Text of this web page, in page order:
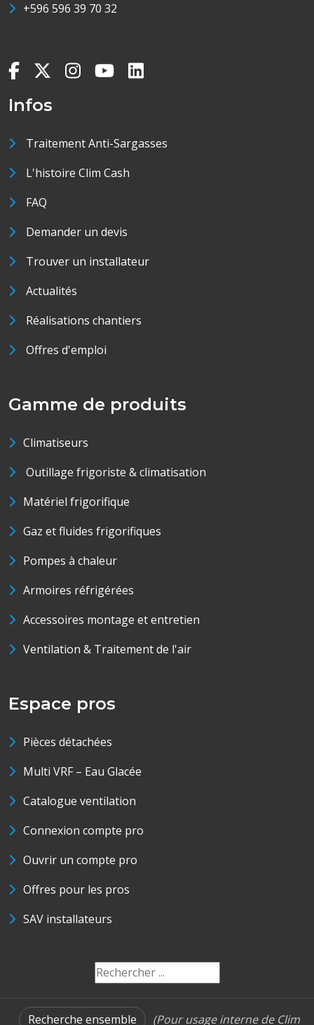
+596 596 39 70 32
Infos
Traitement Anti-Sargasses
L'histoire Clim Cash
FAQ
Demander un devis
Trouver un installateur
Actualités
Réalisations chantiers
Offres d'emploi
Gamme de produits
Climatiseurs
Outillage frigoriste & climatisation
Matériel frigorifique
Gaz et fluides frigorifiques
Pompes à chaleur
Armoires réfrigérées
Accessoires montage et entretien
Ventilation & Traitement de l'air
Espace pros
Pièces détachées
Multi VRF – Eau Glacée
Catalogue ventilation
Connexion compte pro
Ouvrir un compte pro
Offres pour les pros
SAV installateurs
Recherche ensemble (Pour usage interne de Clim